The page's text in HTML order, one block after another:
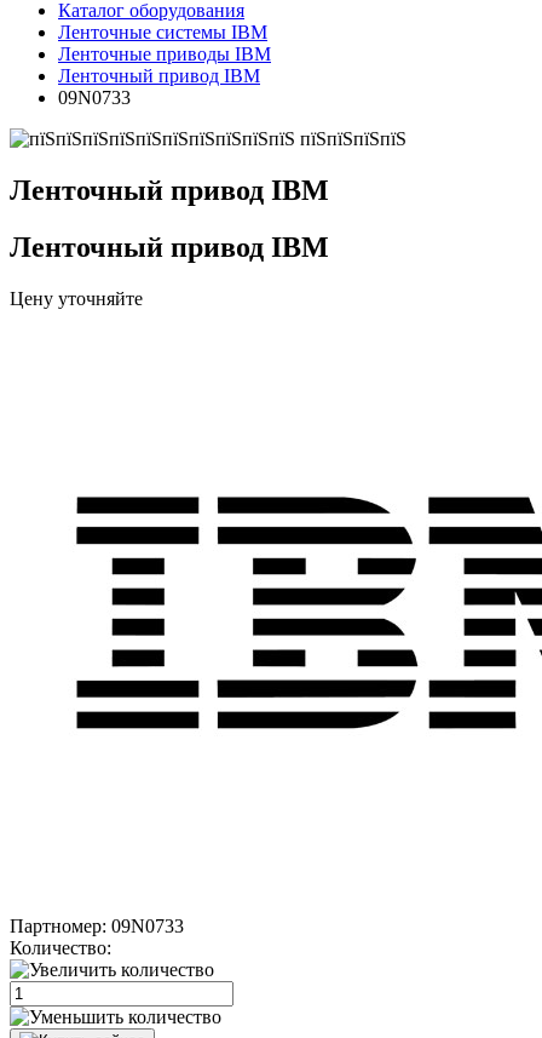
Каталог оборудования
Ленточные системы IBM
Ленточные приводы IBM
Ленточный привод IBM
09N0733
Ленточный привод IBM
Ленточный привод IBM
Цену уточняйте
Партномер: 09N0733
Количество: